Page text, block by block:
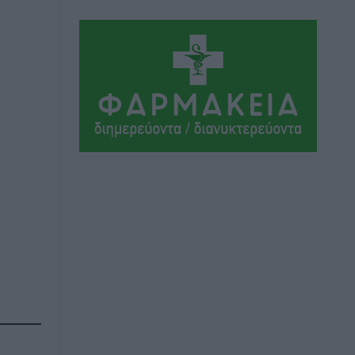
Ιάλυσος Β’: Νωρίς νωρίς μπήκαν στα
βάσανα της προετοιμασίας
πριν 10 ώρες
Εθνικός Αρχίπολης: Μεγάλο βήμα
προόδου η ίδρυση Ακαδημίας